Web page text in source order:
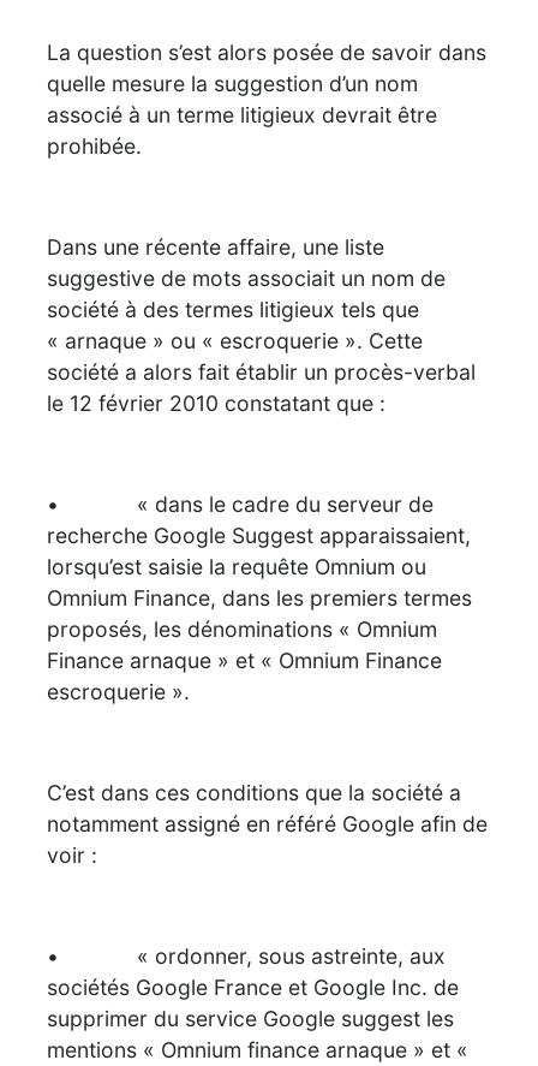
La question s’est alors posée de savoir dans
quelle mesure la suggestion d’un nom
associé à un terme litigieux devrait être
prohibée.
Dans une récente affaire, une liste
suggestive de mots associait un nom de
société à des termes litigieux tels que
« arnaque » ou « escroquerie ». Cette
société a alors fait établir un procès-verbal
le 12 février 2010 constatant que :
• « dans le cadre du serveur de
recherche Google Suggest apparaissaient,
lorsqu’est saisie la requête Omnium ou
Omnium Finance, dans les premiers termes
proposés, les dénominations « Omnium
Finance arnaque » et « Omnium Finance
escroquerie ».
C’est dans ces conditions que la société a
notamment assigné en référé Google afin de
voir :
• « ordonner, sous astreinte, aux
sociétés Google France et Google Inc. de
supprimer du service Google suggest les
mentions « Omnium finance arnaque » et «